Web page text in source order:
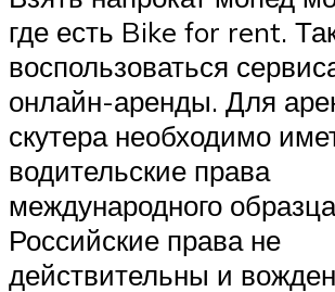
где есть Bike for rent.
воспользоваться
онлайн-аренды. Для
скутера необходимо
водительские права
международного
Российские права не
действительны и